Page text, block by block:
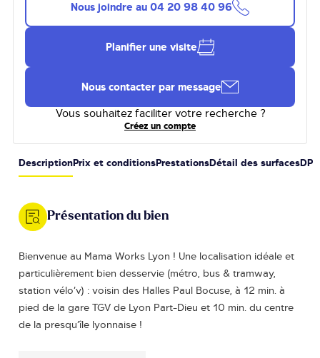
Nous joindre au 04 20 98 40 96
Planifier une visite
Nous contacter par message
Vous souhaitez faciliter votre recherche ?
Créez un compte
Description Prix et conditions Prestations Détail des surfaces DPE
Présentation du bien
Bienvenue au Mama Works Lyon ! Une localisation idéale et
particulièrement bien desservie (métro, bus & tramway,
station vélo’v) : voisin des Halles Paul Bocuse, à 12 min. à
pied de la gare TGV de Lyon Part-Dieu et 10 min. du centre
de la presqu’île lyonnaise !